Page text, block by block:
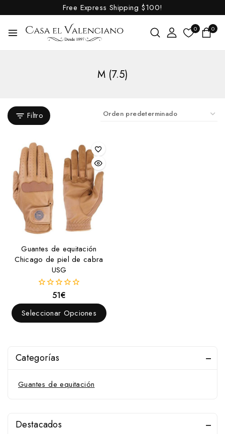
Free Express Shipping $100!
0 0
M (7.5)
Filtro
Guantes de equitación
Chicago de piel de cabra
USG
fuera
de
5
51€
Seleccionar Opciones
Categorías
Guantes de equitación
Destacados